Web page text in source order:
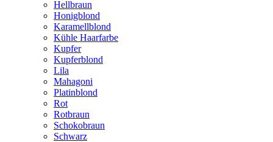
Hellbraun
Honigblond
Karamellblond
Kühle Haarfarbe
Kupfer
Kupferblond
Lila
Mahagoni
Platinblond
Rot
Rotbraun
Schokobraun
Schwarz